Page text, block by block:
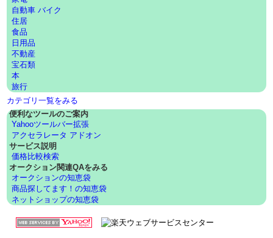
自動車 バイク
住居
食品
日用品
不動産
宝石類
本
旅行
カテゴリ一覧をみる
便利なツールのご案内
Yahooツールバー拡張
アクセラレータ アドオン
サービス説明
価格比較検索
オークション関連QAをみる
オークションの知恵袋
商品探してます！の知恵袋
ネットショップの知恵袋